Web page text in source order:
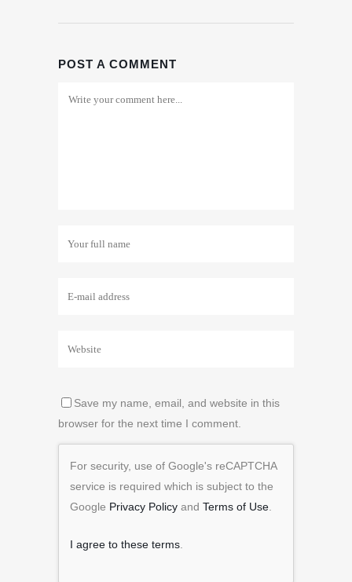
POST A COMMENT
Save my name, email, and website in this
browser for the next time I comment.
For security, use of Google's reCAPTCHA
service is required which is subject to the
Google Privacy Policy and Terms of Use
I agree to these terms